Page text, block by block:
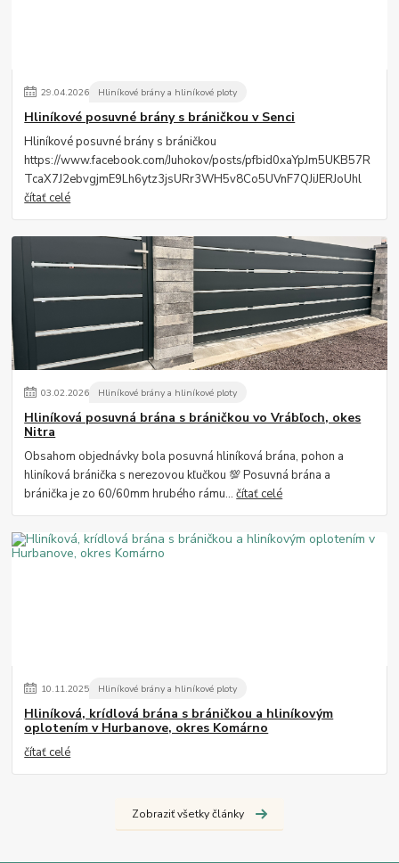
29.04.2026 Hliníkové brány a hliníkové ploty
Hliníkové posuvné brány s bráničkou v Senci
Hliníkové posuvné brány s bráničkou
https://www.facebook.com/Juhokov/posts/pfbid0xaYpJm5UKB57R
TcaX7J2ebvgjmE9Lh6ytz3jsURr3WH5v8Co5UVnF7QJiJERJoUhl
čítať celé
03.02.2026 Hliníkové brány a hliníkové ploty
Hliníková posuvná brána s bráničkou vo Vrábľoch, okes
Nitra
Obsahom objednávky bola posuvná hliníková brána, pohon a
hliníková bránička s nerezovou kľučkou 💯 Posuvná brána a
bránička je zo 60/60mm hrubého rámu...čítať celé
10.11.2025 Hliníkové brány a hliníkové ploty
Hliníková, krídlová brána s bráničkou a hliníkovým
oplotením v Hurbanove, okres Komárno
čítať celé
Zobraziť všetky články